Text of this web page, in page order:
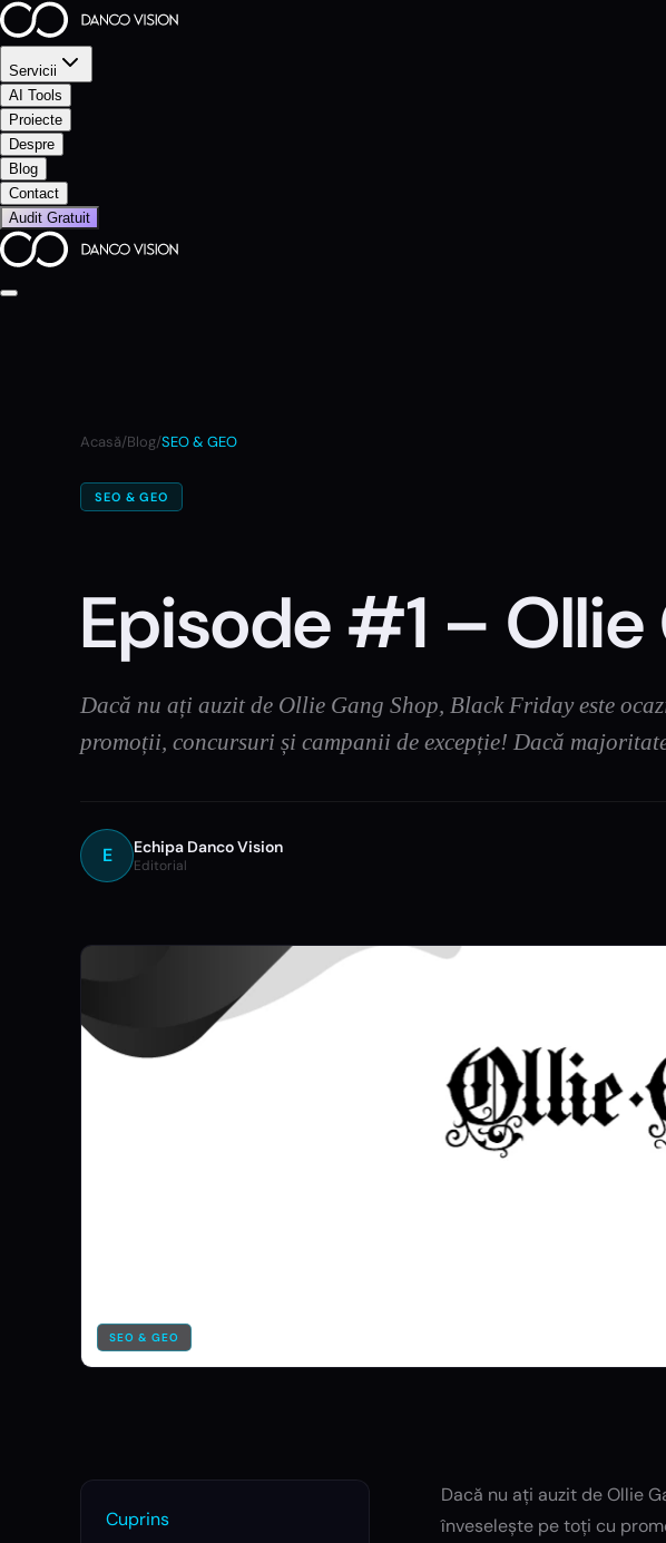
Servicii
AI Tools
Proiecte
Despre
Blog
Contact
Audit Gratuit
Acasă/Blog/SEO & GEO
SEO & GEO
Episode #1 – Ollie
Dacă nu ați auzit de Ollie Gang Shop, Black Friday este
promoții, concursuri și campanii de excepție! Dacă
E Echipa Danco Vision
Editorial
SEO & GEO
Cuprins
Dacă nu ați auzit de Ollie
înveselește pe toți cu